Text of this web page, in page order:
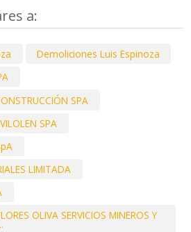
a:
Demoliciones Luis Espinoza
SPA
SPA
LIMITADA
OLIVA SERVICIOS MINEROS Y